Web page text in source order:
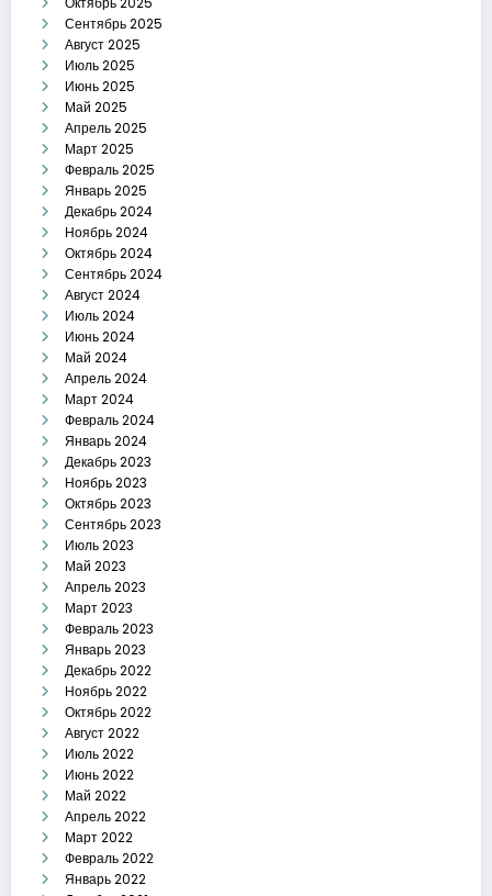
Сентябрь 2025
Август 2025
Июль 2025
Июнь 2025
Май 2025
Апрель 2025
Март 2025
Февраль 2025
Январь 2025
Декабрь 2024
Ноябрь 2024
Октябрь 2024
Сентябрь 2024
Август 2024
Июль 2024
Июнь 2024
Май 2024
Апрель 2024
Март 2024
Февраль 2024
Январь 2024
Декабрь 2023
Ноябрь 2023
Октябрь 2023
Сентябрь 2023
Июль 2023
Май 2023
Апрель 2023
Март 2023
Февраль 2023
Январь 2023
Декабрь 2022
Ноябрь 2022
Октябрь 2022
Август 2022
Июль 2022
Июнь 2022
Май 2022
Апрель 2022
Март 2022
Февраль 2022
Январь 2022